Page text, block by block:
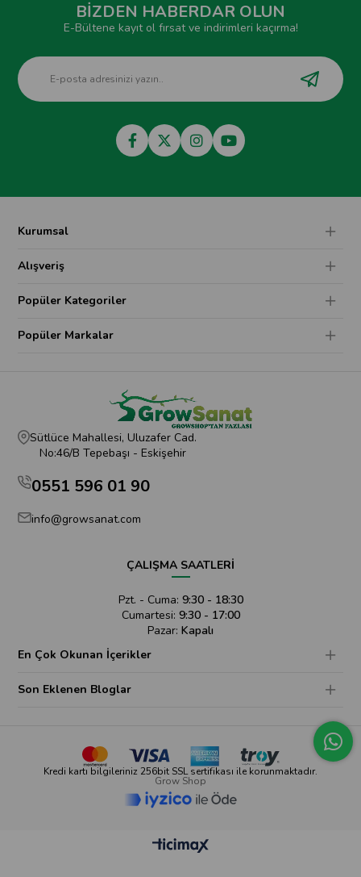
BİZDEN HABERDAR OLUN
E-Bültene kayıt ol fırsat ve indirimleri kaçırma!
Kurumsal
Alışveriş
Popüler Kategoriler
Popüler Markalar
Sütlüce Mahallesi, Uluzafer Cad.
No:46/B Tepebaşı - Eskişehir
0551 596 01 90
info@growsanat.com
ÇALIŞMA SAATLERİ
Pzt. - Cuma: 9:30 - 18:30
Cumartesi: 9:30 - 17:00
Pazar: Kapalı
En Çok Okunan İçerikler
Son Eklenen Bloglar
Kredi kartı bilgileriniz 256bit SSL sertifikası ile korunmaktadır.
Grow Shop